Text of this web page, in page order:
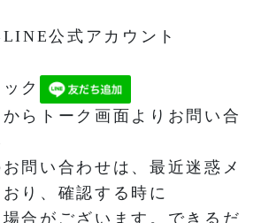
公式アカウント
ク
らトーク画面よりお問い合
問い合わせは、最近迷惑メ
り、確認する時に
合がございます。できるだ